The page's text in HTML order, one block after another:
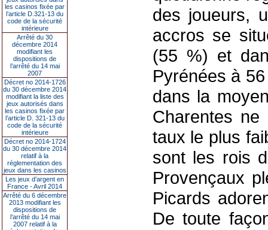
les casinos fixée par
l’article D.321-13 du
code de la sécurité
intérieure
Arrêté du 30
décembre 2014
modifiant les
dispositions de
l’arrêté du 14 mai
2007
Décret no 2014-1726
du 30 décembre 2014
modifiant la liste des
jeux autorisés dans
les casinos fixée par
l’article D. 321-13 du
code de la sécurité
intérieure
Décret no 2014-1724
du 30 décembre 2014
relatif à la
réglementation des
jeux dans les casinos
Les jeux d’argent en
France - Avril 2014
Arrêté du 6 décembre
2013 modifiant les
dispositions de
l’arrêté du 14 mai
2007 relatif à la
des joueurs,
accros se
(55 %) et
Pyrénées à
dans la
Charentes
taux le plus
sont les rois
Provençaux
Picards
De toute